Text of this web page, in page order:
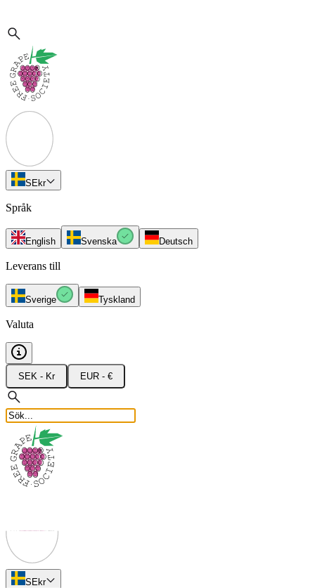
SEkr
Språk
English Svenska Deutsch
Leverans till
Sverige Tyskland
Valuta
SEK - Kr EUR - €
SEkr